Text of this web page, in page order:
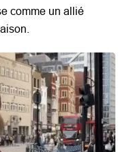
comme un allié